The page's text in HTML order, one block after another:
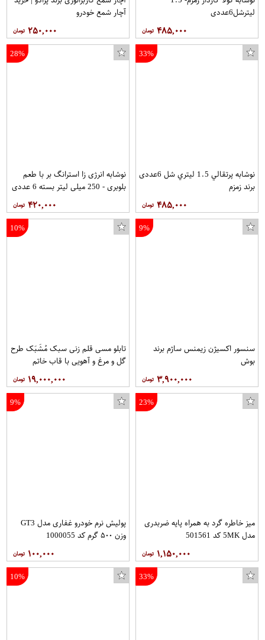
لیترشل6عددی
۴۸۵,۰۰۰
آچار شمع خودرو
۲۵۰,۰۰۰
33%
نوشابه پرتقالي 1.5 ليتري شل 6عددی
برند زمزم
۴۸۵,۰۰۰
28%
نوشابه انرژی زا استرانگ بر با طعم
بلوبری - 250 میلی لیتر بسته 6 عددی
۴۲۰,۰۰۰
9%
سنسور اکسیژن زیمنس ساژم برند
بوش
۳,۹۰۰,۰۰۰
10%
تابلو مسی قلم زنی سبک مُشَبَک طرح
گل و مرغ و آهویی با قاب خاتم
صلیبی مخصوص موزه و دکوراسیون در
ابعاد 40*80 کد 9 برند قلمستان
فروشگاه قلمستان
۱۹,۰۰۰,۰۰۰
23%
میز خاطره گرد به همراه پایه ضربدری
مدل 5MK کد 501561
۱,۱۵۰,۰۰۰
9%
پولیش نرم خودرو غفاری مدل GT3
وزن ۵۰۰ گرم کد 1000055
۱۰۰,۰۰۰
33%
10%